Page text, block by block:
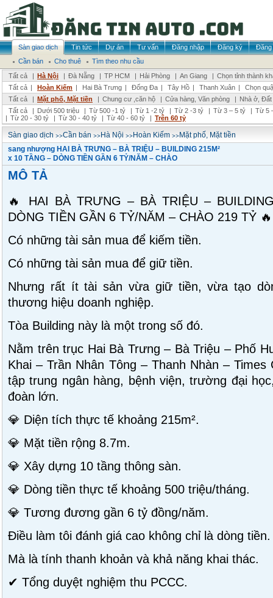
Sàn giao dịch Tin tức Dự án Tư vấn Đăng nhập Đăng ký
Đăng
Cần bán
Cho thuê
Tìm theo nhu cầu
Tất cả
| Hà Nội | Đà Nẵng | TP HCM | Hải Phòng | An Giang | Chọn tỉnh thành
Tất cả | Hoàn Kiếm | Hai Bà Trưng | Đống Đa | Tây Hồ | Thanh Xuân |
Chọn
Tất cả
| Mặt phố, Mặt tiền | Chung cư ,căn hộ | Cửa hàng, Văn phòng | Nhà ở,
Tất cả
| Dưới 500 triệu | Từ 500 -1 tỷ | Từ 1 -2 tỷ | Từ 2 -3 tỷ | Từ 3 – 5 tỷ | Từ 5
| Từ 20 - 30 tỷ | Từ 30 - 40 tỷ | Từ 40 - 60 tỷ | Trên 60 tỷ
Sàn giao dịch >>Cần bán >>Hà Nội >>Hoàn Kiếm >>Mặt phố, Mặt tiền
sang nhượng HAI BÀ TRƯNG – BÀ TRIỆU – BUILDING 215M²
x 10 TẦNG – DÒNG TIỀN GẦN 6 TỶ/NĂM – CHÀO
MÔ TẢ
🔥 HAI BÀ TRƯNG – BÀ TRIỆU –
DÒNG TIỀN GẦN 6 TỶ/NĂM – CHÀO 219 TỶ 🔥
Có những tài sản mua để kiếm tiền.
Có những tài sản mua để giữ tiền.
Nhưng rất ít tài sản vừa giữ tiền, vừa tạo
thương hiệu doanh nghiệp.
Tòa Building này là một trong số đó.
Nằm trên trục Hai Bà Trưng – Bà Triệu – Phố
Khai – Trần Nhân Tông – Thanh Nhàn –
tập trung ngân hàng, bệnh viện, trường đại
đoàn lớn.
💎 Diện tích thực tế khoảng 215m².
💎 Mặt tiền rộng 8.7m.
💎 Xây dựng 10 tầng thông sàn.
💎 Dòng tiền thực tế khoảng 500 triệu/tháng.
💎 Tương đương gần 6 tỷ đồng/năm.
Điều làm tôi đánh giá cao không chỉ là dòng tiền.
Mà là tính thanh khoản và khả năng khai thác.
✔ Tổng duyệt nghiệm thu PCCC.